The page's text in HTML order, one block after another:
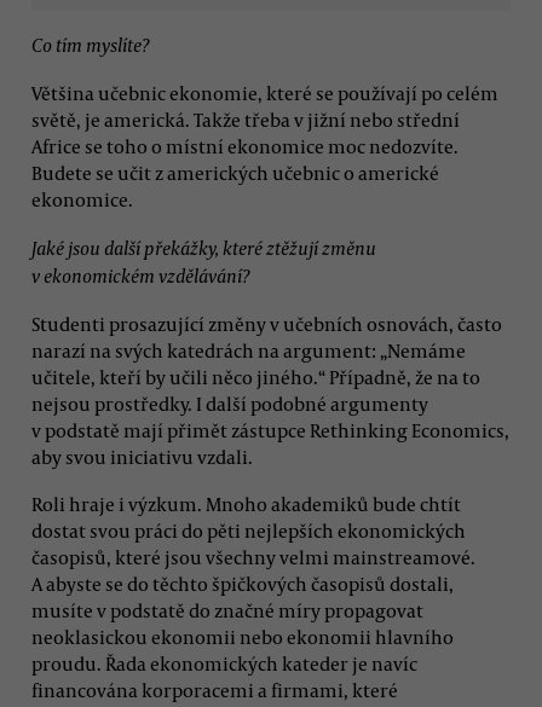
Co tím myslíte?
Většina učebnic ekonomie, které se používají po celém
světě, je americká. Takže třeba v jižní nebo střední
Africe se toho o místní ekonomice moc nedozvíte.
Budete se učit z amerických učebnic o americké
ekonomice.
Jaké jsou další překážky, které ztěžují změnu
v ekonomickém vzdělávání?
Studenti prosazující změny v učebních osnovách, často
narazí na svých katedrách na argument: „Nemáme
učitele, kteří by učili něco jiného.“ Případně, že na to
nejsou prostředky. I další podobné argumenty
v podstatě mají přimět zástupce Rethinking Economics,
aby svou iniciativu vzdali.
Roli hraje i výzkum. Mnoho akademiků bude chtít
dostat svou práci do pěti nejlepších ekonomických
časopisů, které jsou všechny velmi mainstreamové.
A abyste se do těchto špičkových časopisů dostali,
musíte v podstatě do značné míry propagovat
neoklasickou ekonomii nebo ekonomii hlavního
proudu. Řada ekonomických kateder je navíc
financována korporacemi a firmami, které